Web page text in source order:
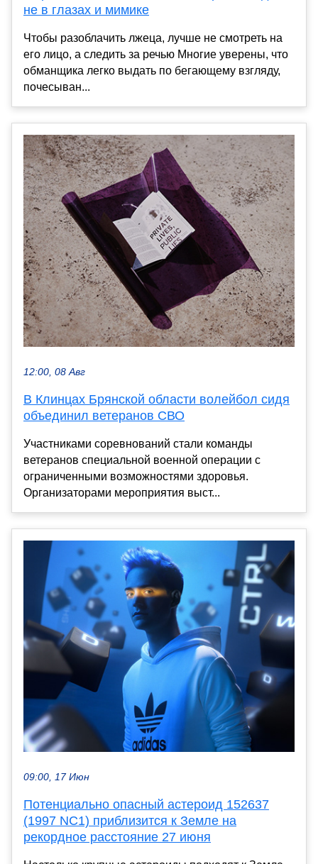
не в глазах и мимике
Чтобы разоблачить лжеца, лучше не смотреть на
его лицо, а следить за речью Многие уверены, что
обманщика легко выдать по бегающему взгляду,
почесыван...
12:00, 08 Авг
В Клинцах Брянской области волейбол сидя
объединил ветеранов СВО
Участниками соревнований стали команды
ветеранов специальной военной операции с
ограниченными возможностями здоровья.
Организаторами мероприятия выст...
09:00, 17 Июн
Потенциально опасный астероид 152637
(1997 NC1) приблизится к Земле на
рекордное расстояние 27 июня